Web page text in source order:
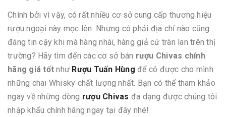
Chính bởi vì vậy, có rất nhiều cơ sở cung cấp thương hiệu
rượu ngoại này mọc lên. Nhưng có phải địa chỉ nào cũng
đáng tin cậy khi mà hàng nhái, hàng giả cứ tràn lan trên thị
trường? Hãy tìm đến các cơ sở bán rượu Chivas chính
hãng giá tốt như Rượu Tuấn Hùng để có được cho mình
những chai Whisky chất lượng nhất. Bạn có thể tham khảo
ngay về những dòng rượu Chivas đa dạng được chúng tôi
nhập khẩu chính hãng ngay tại đây nhé!